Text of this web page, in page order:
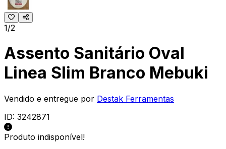
1/2
Assento Sanitário Oval
Linea Slim Branco Mebuki
Vendido e entregue por Destak Ferramentas
ID: 3242871
Produto indisponível!